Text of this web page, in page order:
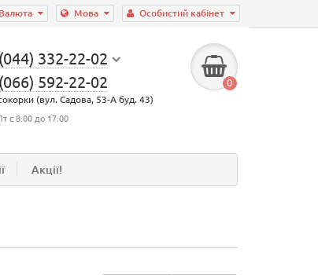
Особистий кабінет
Мова
Валюта
(044) 332-22-02
(066) 592-22-02
(вул. Садова, 53-А буд. 43)
с 8:00 до 17:00
0
Акції!